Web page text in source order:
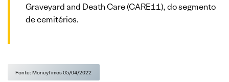
Graveyard and Death Care (CARE11), do segmento
de cemitérios.
Fonte: MoneyTimes 05/04/2022